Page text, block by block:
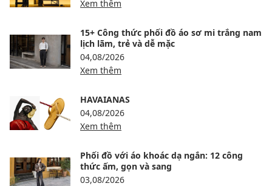
Xem thêm
15+ Công thức phối đồ áo sơ mi trắng nam
lịch lãm, trẻ và dễ mặc
04,08/2026
Xem thêm
HAVAIANAS
04,08/2026
Xem thêm
Phối đồ với áo khoác dạ ngắn: 12 công
thức ấm, gọn và sang
03,08/2026